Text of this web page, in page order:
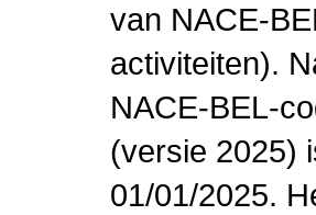
van NACE-
activiteiten).
NACE-BEL-
(versie 2025)
01/01/2025.